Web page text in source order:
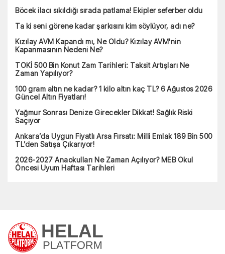
Böcek ilacı sıkıldığı sırada patlama! Ekipler seferber oldu
Ta ki seni görene kadar şarkısını kim söylüyor, adı ne?
Kızılay AVM Kapandı mı, Ne Oldu? Kızılay AVM'nin
Kapanmasının Nedeni Ne?
TOKİ 500 Bin Konut Zam Tarihleri: Taksit Artışları Ne
Zaman Yapılıyor?
100 gram altın ne kadar? 1 kilo altın kaç TL? 6 Ağustos 2026
Güncel Altın Fiyatları!
Yağmur Sonrası Denize Girecekler Dikkat! Sağlık Riski
Saçıyor
Ankara’da Uygun Fiyatlı Arsa Fırsatı: Milli Emlak 189 Bin 500
TL’den Satışa Çıkarıyor!
2026-2027 Anaokulları Ne Zaman Açılıyor? MEB Okul
Öncesi Uyum Haftası Tarihleri